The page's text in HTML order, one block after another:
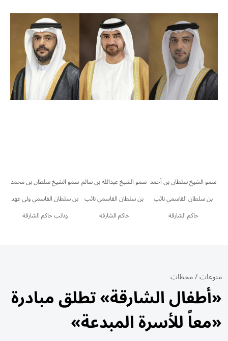
سمو الشيخ سلطان بن أحمد
بن سلطان القاسمي نائب
حاكم الشارقة
سمو الشيخ عبدالله بن سالم
بن سلطان القاسمي نائب
حاكم الشارقة
سمو الشيخ سلطان بن محمد
بن سلطان القاسمي ولي عهد
ونائب حاكم الشارقة
منوعات/محطات
«أطفال الشارقة» تطلق مبادرة
«معاً للأسرة المبدعة»